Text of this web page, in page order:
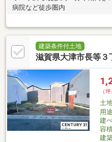
病院など徒歩圏内
建築条件付土地
滋賀県大津市長等３
（
土
用
建
容
建